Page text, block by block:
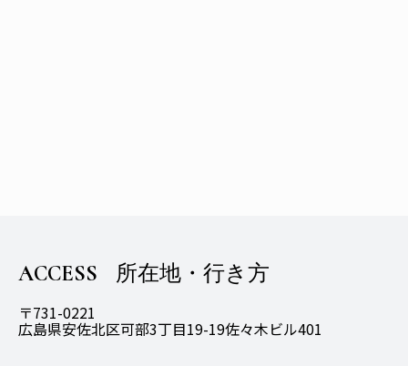
ACCESS 所在地・行き方
〒731-0221
広島県安佐北区可部3丁目19-19佐々木ビル401